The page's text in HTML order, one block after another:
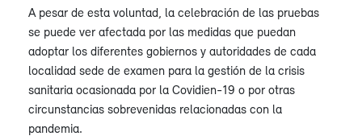
A pesar de esta voluntad, la celebración de las pruebas
se puede ver afectada por las medidas que puedan
adoptar los diferentes gobiernos y autoridades de cada
localidad sede de examen para la gestión de la crisis
sanitaria ocasionada por la Covidien-19 o por otras
circunstancias sobrevenidas relacionadas con la
pandemia.